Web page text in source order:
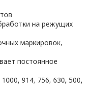
на режущих
маркировок,
постоянное
914, 756, 630, 500,